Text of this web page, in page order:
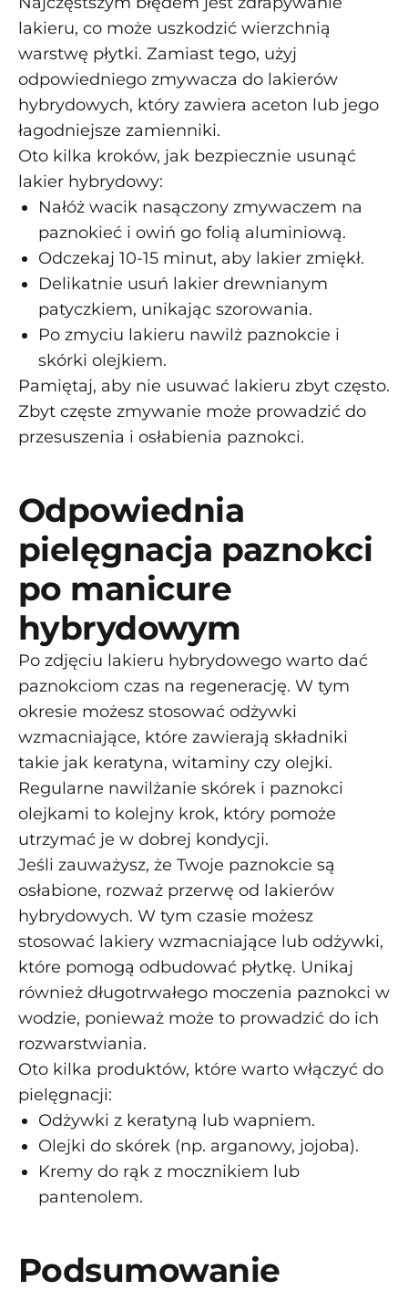
lakieru, co może uszkodzić wierzchnią
warstwę płytki. Zamiast tego, użyj
odpowiedniego zmywacza do lakierów
hybrydowych, który zawiera aceton lub jego
łagodniejsze zamienniki.
Oto kilka kroków, jak bezpiecznie usunąć
lakier hybrydowy:
Nałóż wacik nasączony zmywaczem na
paznokieć i owiń go folią aluminiową.
Odczekaj 10-15 minut, aby lakier zmiękł.
Delikatnie usuń lakier drewnianym
patyczkiem, unikając szorowania.
Po zmyciu lakieru nawilż paznokcie i
skórki olejkiem.
Pamiętaj, aby nie usuwać lakieru zbyt często.
Zbyt częste zmywanie może prowadzić do
przesuszenia i osłabienia paznokci.
Odpowiednia
pielęgnacja paznokci
po manicure
hybrydowym
Po zdjęciu lakieru hybrydowego warto dać
paznokciom czas na regenerację. W tym
okresie możesz stosować odżywki
wzmacniające, które zawierają składniki
takie jak keratyna, witaminy czy olejki.
Regularne nawilżanie skórek i paznokci
olejkami to kolejny krok, który pomoże
utrzymać je w dobrej kondycji.
Jeśli zauważysz, że Twoje paznokcie są
osłabione, rozważ przerwę od lakierów
hybrydowych. W tym czasie możesz
stosować lakiery wzmacniające lub odżywki,
które pomogą odbudować płytkę. Unikaj
również długotrwałego moczenia paznokci w
wodzie, ponieważ może to prowadzić do ich
rozwarstwiania.
Oto kilka produktów, które warto włączyć do
pielęgnacji:
Odżywki z keratyną lub wapniem.
Olejki do skórek (np. arganowy, jojoba).
Kremy do rąk z mocznikiem lub
pantenolem.
Podsumowanie